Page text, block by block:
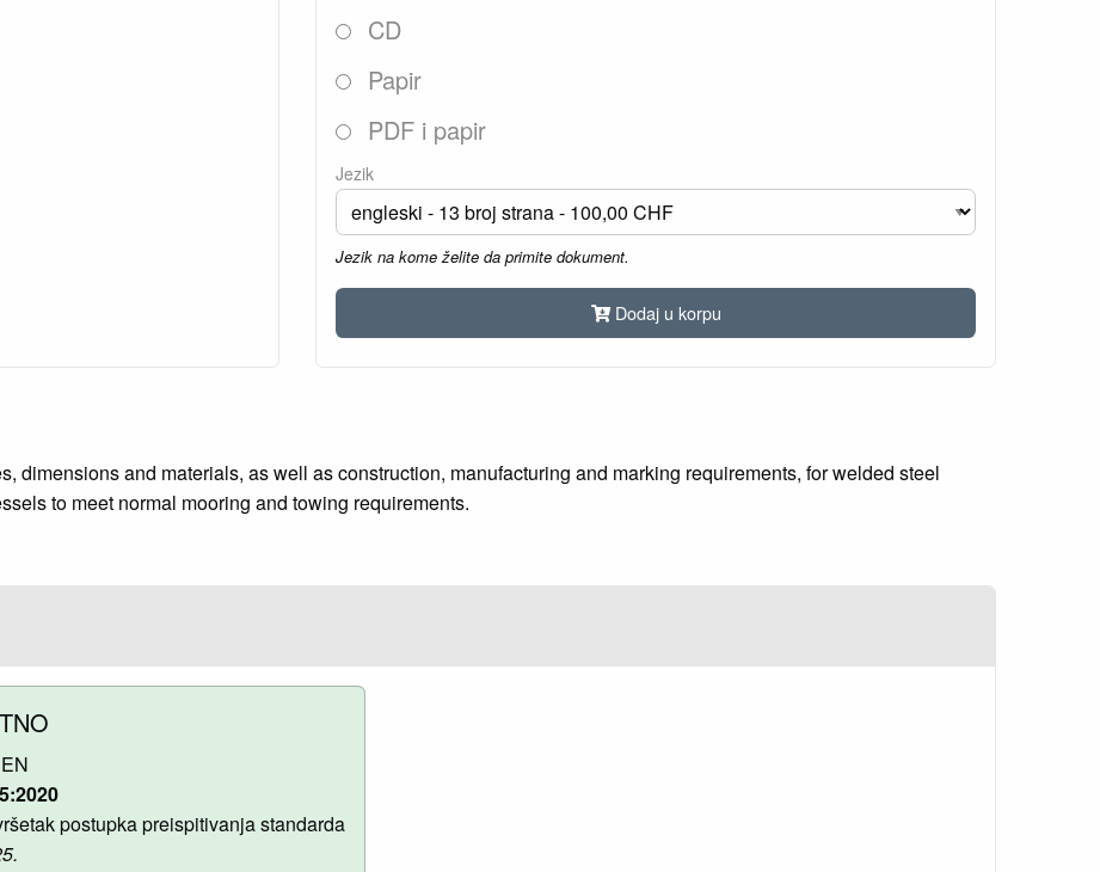
CD
Papir
PDF i papir
Jezik
Jezik na kome želite da primite dokument.
Dodaj u korpu
dimensions and materials, as well as construction, manufacturing and marking requirements, for welded steel
to meet normal mooring and towing requirements.
postupka preispitivanja standarda